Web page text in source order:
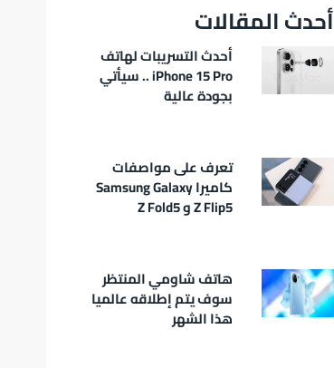
أحدث المقالات
أحدث التسريبات لهاتف
iPhone 15 Pro .. سيأتي
بجودة عالية
تعرف على مواصفات
كاميرا Samsung Galaxy
Z Flip5 و Z Fold5
هاتف شاومي المنتظر
سوف يتم إطلاقه عالميا
هذا الشهر